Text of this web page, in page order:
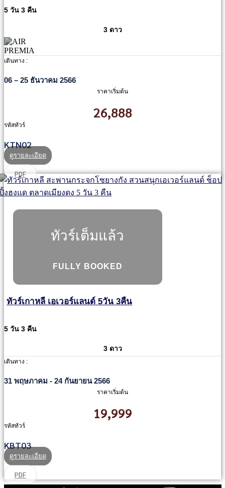
5 วัน 3 คืน
3 ดาว
เดินทาง :
06 – 25 ธันวาคม 2566
ราคาเริ่มต้น
26,888
รหัสทัวร์
KTN02
ดูรายละเอียด
PDF
ทัวร์เต็มแล้ว
FULLY BOOKED
ทัวร์เกาหลี เอเวอร์แลนด์ 5วัน 3คืน
5 วัน 3 คืน
3 ดาว
เดินทาง :
31 พฤษภาคม - 24 กันยายน 2566
ราคาเริ่มต้น
19,999
รหัสทัวร์
KBT03
ดูรายละเอียด
PDF